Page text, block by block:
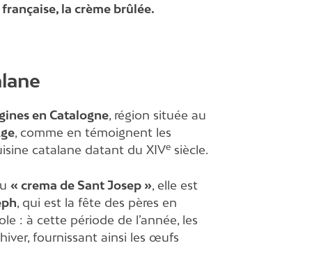
la crème brûlée.
en Catalogne, région située au
, comme en témoignent les
catalane datant du XIVe siècle.
« crema de Sant Josep », elle est
, qui est la fête des pères en
: à cette période de l’année, les
fournissant ainsi les œufs